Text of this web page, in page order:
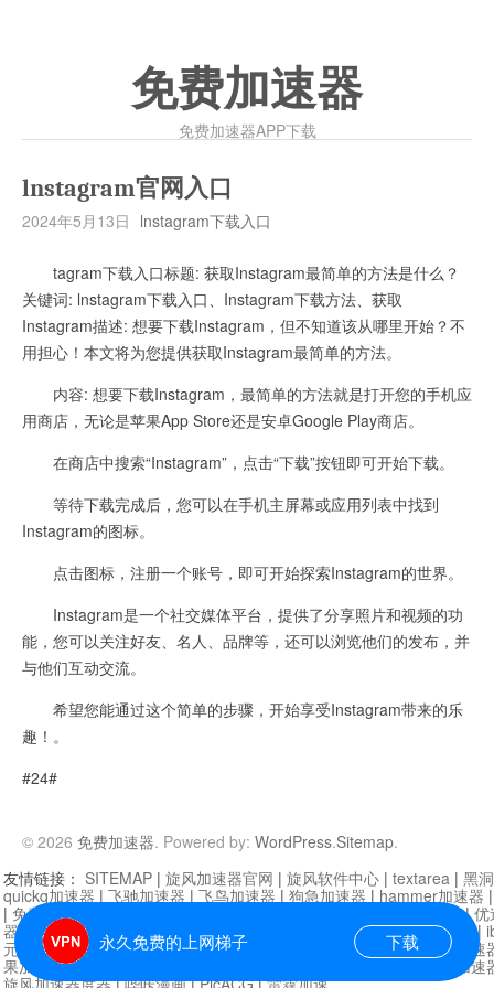
免费加速器
免费加速器APP下载
lnstagram官网入口
2024年5月13日 lnstagram下载入口
tagram下载入口标题: 获取Instagram最简单的方法是什么？
关键词: lnstagram下载入口、Instagram下载方法、获取
Instagram描述: 想要下载Instagram，但不知道该从哪里开始？不
用担心！本文将为您提供获取Instagram最简单的方法。
内容: 想要下载Instagram，最简单的方法就是打开您的手机应
用商店，无论是苹果App Store还是安卓Google Play商店。
在商店中搜索“Instagram”，点击“下载”按钮即可开始下载。
等待下载完成后，您可以在手机主屏幕或应用列表中找到
Instagram的图标。
点击图标，注册一个账号，即可开始探索Instagram的世界。
Instagram是一个社交媒体平台，提供了分享照片和视频的功
能，您可以关注好友、名人、品牌等，还可以浏览他们的发布，并
与他们互动交流。
希望您能通过这个简单的步骤，开始享受Instagram带来的乐
趣！。
#24#
© 2026 免费加速器. Powered by: WordPress.Sitemap.
永久免费的上网梯子 下载
友情链接： SITEMAP | 旋风加速器官网 | 旋风软件中心 | textarea | 黑
quickq加速器 | 飞驰加速器 | 飞鸟加速器 | 狗急加速器 | hammer加速器
| 免费vqn加速外网 迷雾通|优
器| 快柠檬加速器 |黑洞加速 |falemon 快橙加速器|anycast加速器 |
元机场加速器 |一元机场|老王加速器 | 白石山|
小牛加速
果加速器|黑洞加速
芒果加速